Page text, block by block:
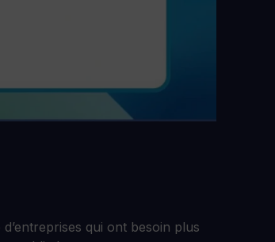
qui ont besoin plus